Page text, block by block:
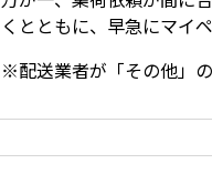
くとともに、早急にマイ
※配送業者が「その他」